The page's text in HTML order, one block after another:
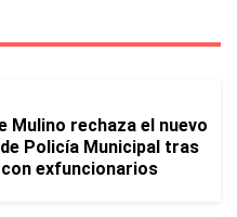
Mulino rechaza el nuevo
Policía Municipal tras
exfuncionarios